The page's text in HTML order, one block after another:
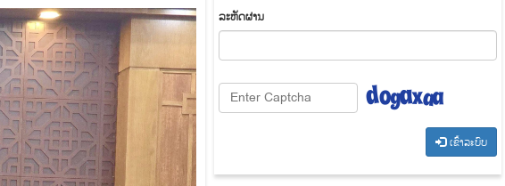
​ລະ​ຫັດ​ຜ່ານ
​ເຂົ້າ​ລະ​ບົບ